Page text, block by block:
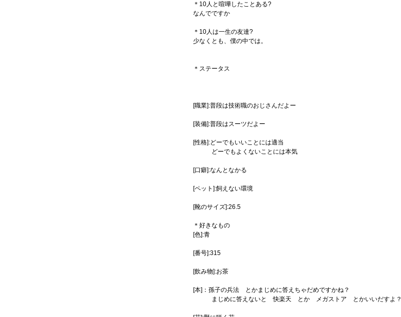
＊10人と喧嘩したことある?
なんでですか
＊10人は一生の友達?
少なくとも、僕の中では。
＊ステータス
[職業]:普段は技術職のおじさんだよー
[装備]:普段はスーツだよー
[性格]:どーでもいいことには適当
どーでもよくないことには本気
[口癖]:なんとなかる
[ペット]:飼えない環境
[靴のサイズ]:26.5
＊好きなもの
[色]:青
[番号]:315
[飲み物]:お茶
[本]：孫子の兵法 とかまじめに答えちゃだめですかね？
まじめに答えないと 快楽天 とか メガストア とかいいだすよ？